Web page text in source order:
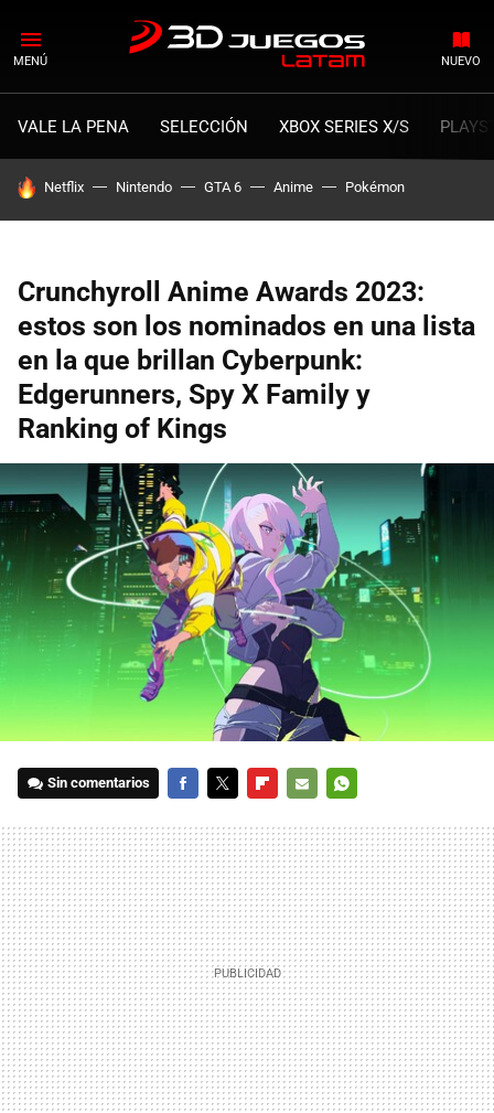
MENÚ NUEVO
VALE LA PENA SELECCIÓN XBOX SERIES X/S
HOY SE HABLA DE
Netflix Nintendo GTA 6 Anime Pokémon
Crunchyroll Anime Awards 2023:
estos son los nominados en una lista
en la que brillan Cyberpunk:
Edgerunners, Spy X Family y
Ranking of Kings
Sin comentarios
MAIL